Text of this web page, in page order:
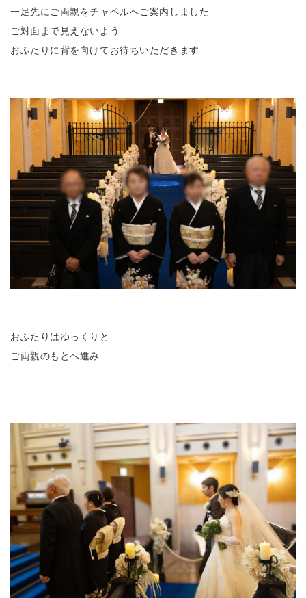
一足先にご両親をチャペルへご案内しました
ご対面まで見えないよう
おふたりに背を向けてお待ちいただきます
おふたりはゆっくりと
ご両親のもとへ進み